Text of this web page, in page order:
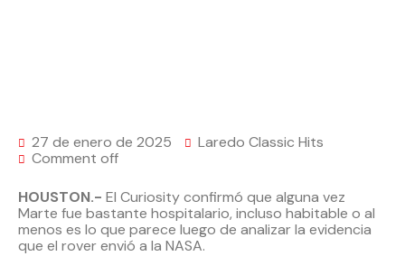
27 de enero de 2025
Laredo Classic Hits
Comment off
HOUSTON.- El Curiosity confirmó que alguna vez
Marte fue bastante hospitalario, incluso habitable o al
menos es lo que parece luego de analizar la evidencia
que el rover envió a la NASA.